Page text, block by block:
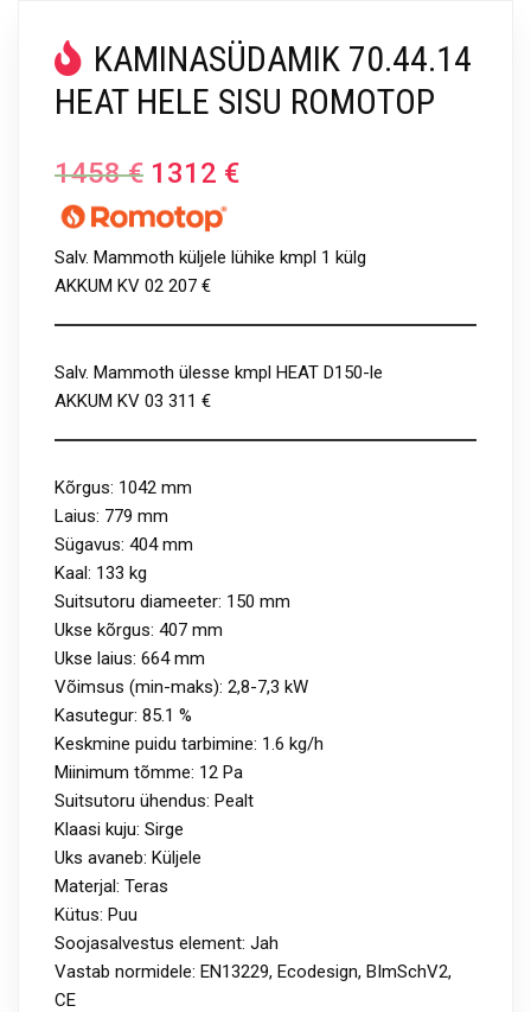
KAMINASÜDAMIK 70.44.14
HEAT HELE SISU ROMOTOP
1458€ 1312 €
Salv. Mammoth küljele lühike kmpl 1 külg
AKKUM KV 02 207 €
Salv. Mammoth ülesse kmpl HEAT D150-le
AKKUM KV 03 311 €
Kõrgus: 1042 mm
Laius: 779 mm
Sügavus: 404 mm
Kaal: 133 kg
Suitsutoru diameeter: 150 mm
Ukse kõrgus: 407 mm
Ukse laius: 664 mm
Võimsus (min-maks): 2,8-7,3 kW
Kasutegur: 85.1 %
Keskmine puidu tarbimine: 1.6 kg/h
Miinimum tõmme: 12 Pa
Suitsutoru ühendus: Pealt
Klaasi kuju: Sirge
Uks avaneb: Küljele
Materjal: Teras
Kütus: Puu
Soojasalvestus element: Jah
Vastab normidele: EN13229, Ecodesign, BImSchV2,
CE